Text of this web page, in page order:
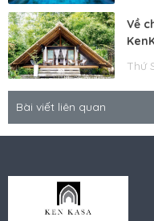
Về
Thứ
Bài viết liên quan